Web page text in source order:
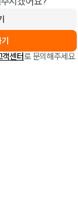
객센터로 문의해주세요.